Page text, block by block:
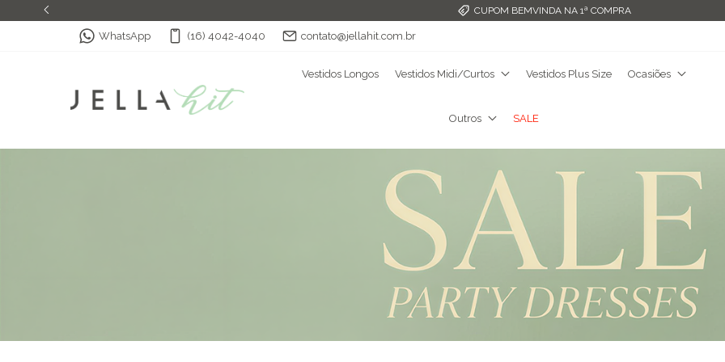
FRETE GRÁTIS ACIMA DE R$349,99
WhatsApp (16) 4042-4040 contato@jellahit.com.br
Vestidos Longos Vestidos Midi/Curtos Vestidos Plus Size Ocasiões
Outros SALE